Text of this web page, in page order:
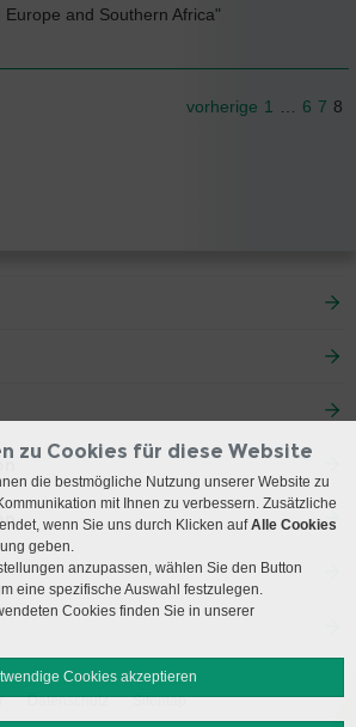
and Southern Africa"
vorherige 1 6 7 8
Datenschutz Sitemap
zu Cookies für diese Website
die bestmögliche Nutzung unserer Website zu
mit Ihnen zu verbessern. Zusätzliche
wenn Sie uns durch Klicken aufAlle Cookies
geben.
anzupassen, wählen Sie den Button
eine spezifische Auswahl festzulegen.
Cookies finden Sie in unserer
Cookies akzeptieren